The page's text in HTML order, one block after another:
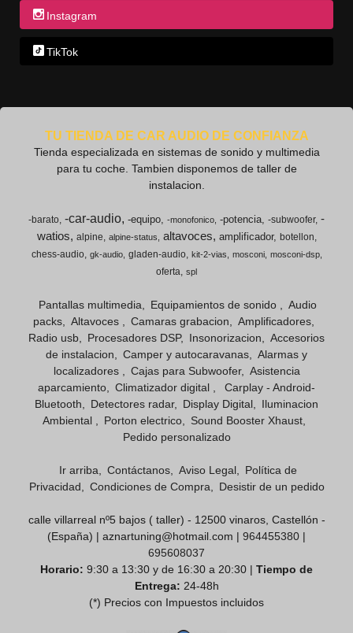
Instagram
TikTok
TU TIENDA DE CAR AUDIO DE CONFIANZA
Tienda especializada en sistemas de sonido y multimedia
para tu coche. Tambien disponemos de taller de
instalacion.
-barato -car-audio -equipo -monofonico -potencia -subwoofer -
watios
alpine alpine-status altavoces amplificador
botellon
chess-audio
gk-audio gladen-audio kit-2-vias mosconi mosconi-dsp
oferta spl
Pantallas multimedia Equipamientos de sonido
Audio
packs
Altavoces Camaras grabacion
Amplificadores
Radio usb
Procesadores DSP Insonorizacion
Accesorios
de instalacion
Camper y autocaravanas
Alarmas y
localizadores
Cajas para Subwoofer
Asistencia
aparcamiento
Climatizador digital
Carplay - Android-
Bluetooth
Detectores radar Display Digital
Iluminacion
Ambiental
Porton electrico
Sound Booster Xhaust
Pedido personalizado
Ir arriba Contáctanos Aviso Legal
Política de
Privacidad
Condiciones de Compra Desistir de un pedido
calle villarreal nº5 bajos ( taller) - 12500 vinaros, Castellón -
(España) | aznartuning@hotmail.com | 964455380 |
695608037
Horario: 9:30 a 13:30 y de 16:30 a 20:30 | Tiempo de
Entrega: 24-48h
(*) Precios con Impuestos incluidos